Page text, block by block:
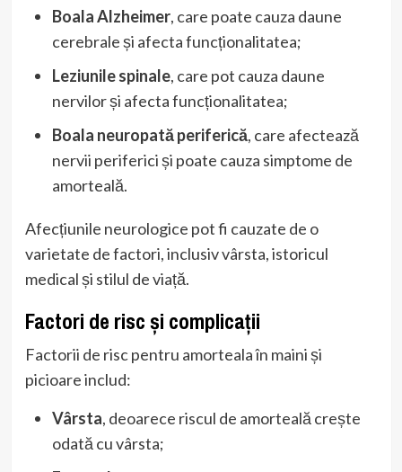
Boala Alzheimer, care poate cauza daune
cerebrale și afecta funcționalitatea;
Leziunile spinale, care pot cauza daune
nervilor și afecta funcționalitatea;
Boala neuropată periferică, care afectează
nervii periferici și poate cauza simptome de
amorteală.
Afecțiunile neurologice pot fi cauzate de o
varietate de factori, inclusiv vârsta, istoricul
medical și stilul de viață.
Factori de risc și complicații
Factorii de risc pentru amorteala în maini și
picioare includ:
Vârsta, deoarece riscul de amorteală crește
odată cu vârsta;